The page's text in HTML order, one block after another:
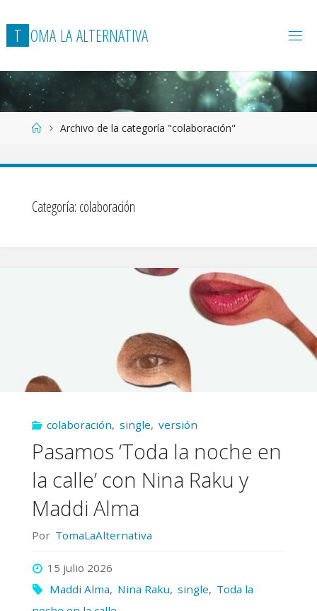
T OMA LAALTERNATIVA
Página
Inicio
Archivo de la categoría "colaboración"
Categoría: colaboración
colaboración, single, versión
Pasamos ‘Toda la noche en
la calle’ con Nina Raku y
Maddi Alma
Por TomaLaAlternativa
15 julio 2026
Maddi Alma, Nina Raku, single, Toda la